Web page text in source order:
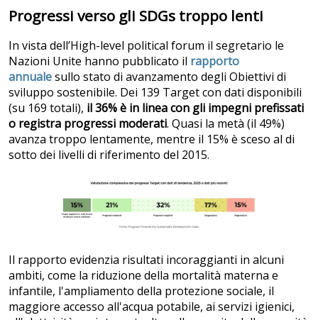
Progressi verso gli SDGs troppo lenti
In vista dell’High-level political forum il segretario le
Nazioni Unite hanno pubblicato il rapporto
annualesullo stato di avanzamento degli Obiettivi di
sviluppo sostenibile. Dei 139 Target con dati disponibili
(su 169 totali), il 36% è in linea con gli impegni prefissati
o registra progressi moderati. Quasi la metà (il 49%)
avanza troppo lentamente, mentre il 15% è sceso al di
sotto dei livelli di riferimento del 2015.
Il rapporto evidenzia risultati incoraggianti in alcuni
ambiti, come la riduzione della mortalità materna e
infantile, l'ampliamento della protezione sociale, il
maggiore accesso all'acqua potabile, ai servizi igienici,